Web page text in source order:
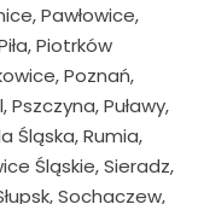
Pawłowice,
Piotrków
Poznań,
Pszczyna, Puławy,
Śląska, Rumia,
Śląskie, Sieradz,
Sochaczew,